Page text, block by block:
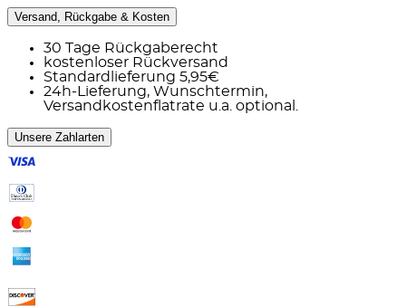
Versand, Rückgabe & Kosten
30 Tage Rückgaberecht
kostenloser Rückversand
Standardlieferung 5,95€
24h-Lieferung, Wunschtermin,
Versandkostenflatrate u.a. optional.
Unsere Zahlarten